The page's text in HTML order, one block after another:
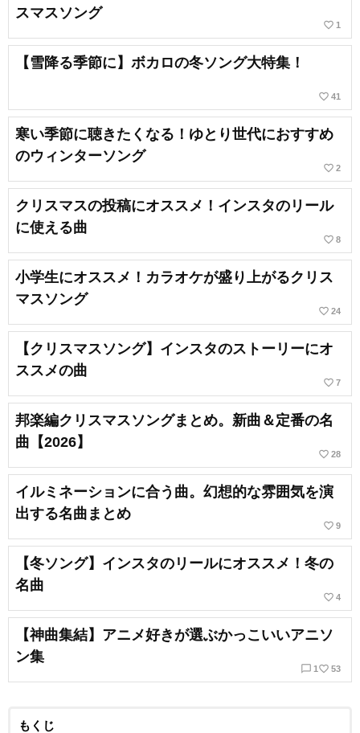
スマスソング
favorite_border 1
【雪降る季節に】ボカロの冬ソング大特集！
favorite_border 41
寒い季節に聴きたくなる！ゆとり世代におすすめ
のウィンターソング
favorite_border 2
クリスマスの投稿にオススメ！インスタのリール
に使える曲
favorite_border 8
小学生にオススメ！カラオケが盛り上がるクリス
マスソング
favorite_border 24
【クリスマスソング】インスタのストーリーにオ
ススメの曲
favorite_border 7
邦楽編クリスマスソングまとめ。新曲＆定番の名
曲【2026】
favorite_border 28
イルミネーションに合う曲。幻想的な雰囲気を演
出する名曲まとめ
favorite_border 9
【冬ソング】インスタのリールにオススメ！冬の
名曲
favorite_border 4
【神曲集結】アニメ好きが選ぶかっこいいアニソ
ン集
chat_bubble_outline 1 favorite_border 53
もくじ